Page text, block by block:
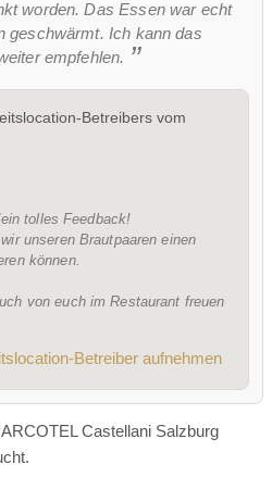
Sie "Targeting"
WLAN
'Hochzeitsmappe' öffnen
worden. Das Essen war echt
geschwärmt. Ich kann das
empfehlen.
Betreibers vom
tolles Feedback!
unseren Brautpaaren einen
können.
von euch im Restaurant freuen
Betreiber aufnehmen
ARCOTEL Castellani Salzburg